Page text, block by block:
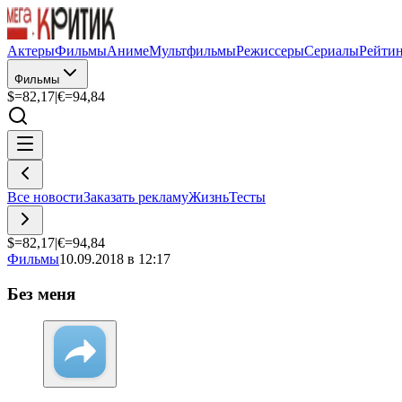
АктерыФильмыАнимеМультфильмыРежиссерыСериалы
Фильмы
$=82,17|€=94,84
Все новостиЗаказать рекламуЖизньТесты
$=82,17|€=94,84
Фильмы10.09.2018 в 12:17
Без меня